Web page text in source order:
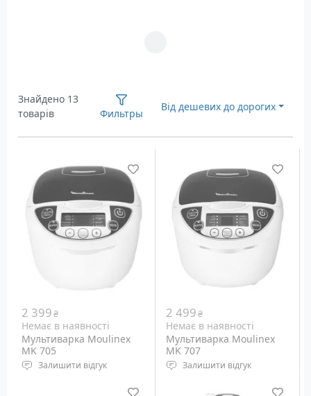
Знайдено 13
товарів
Фильтры
Від дешевих до дорогих
2 399₴
Немає в наявності
Мультиварка Moulinex
MK 705
Залишити відгук
2 499₴
Немає в наявності
Мультиварка Moulinex
MK 707
Залишити відгук